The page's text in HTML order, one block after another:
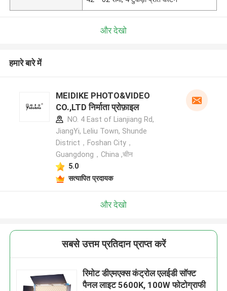
और देखो
हमारे बारे में
MEIDIKE PHOTO&VIDEO
CO.,LTD निर्माता प्रोफ़ाइल
NO. 4 East of Lianjiang Rd,
JiangYi, Leliu Town, Shunde
District，Foshan City，
Guangdong，China ,चीन
5.0
सत्यापित प्रदायक
और देखो
सबसे उत्तम प्रतिदान प्राप्त करें
रिमोट डीएमएक्स कंट्रोल एलईडी सॉफ्ट
पैनल लाइट 5600K, 100W फोटोग्राफी